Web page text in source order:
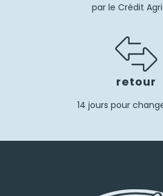
par le Crédit
retour
14 jours pour